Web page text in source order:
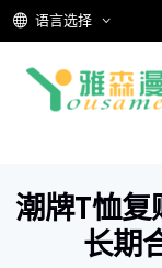
语言选择
潮牌T恤
长期